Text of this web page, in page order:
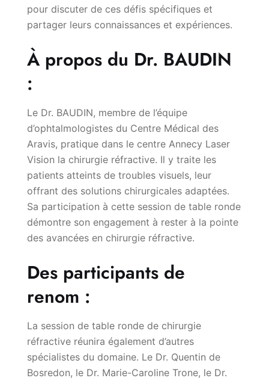
pour discuter de ces défis spécifiques et
partager leurs connaissances et expériences.
À propos du Dr. BAUDIN
:
Le Dr. BAUDIN, membre de l’équipe
d’ophtalmologistes du Centre Médical des
Aravis, pratique dans le centre Annecy Laser
Vision la chirurgie réfractive. Il y traite les
patients atteints de troubles visuels, leur
offrant des solutions chirurgicales adaptées.
Sa participation à cette session de table ronde
démontre son engagement à rester à la pointe
des avancées en chirurgie réfractive.
Des participants de
renom :
La session de table ronde de chirurgie
réfractive réunira également d’autres
spécialistes du domaine. Le Dr. Quentin de
Bosredon, le Dr. Marie-Caroline Trone, le Dr.